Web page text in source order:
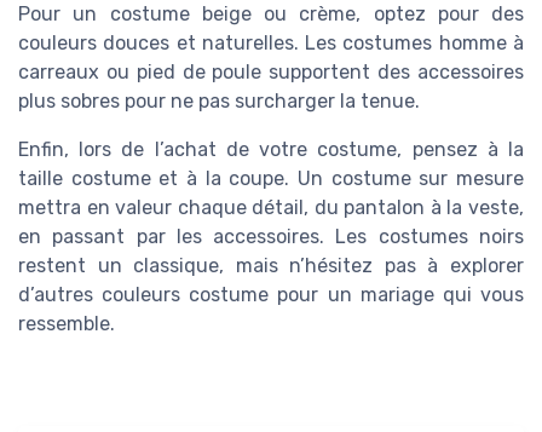
Pour un costume beige ou crème, optez pour des
couleurs douces et naturelles. Les costumes homme à
carreaux ou pied de poule supportent des accessoires
plus sobres pour ne pas surcharger la tenue.
Enfin, lors de l’achat de votre costume, pensez à la
taille costume et à la coupe. Un costume sur mesure
mettra en valeur chaque détail, du pantalon à la veste,
en passant par les accessoires. Les costumes noirs
restent un classique, mais n’hésitez pas à explorer
d’autres couleurs costume pour un mariage qui vous
ressemble.